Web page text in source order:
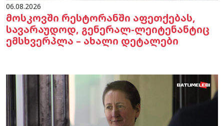
06.08.2026
მოსკოვში რესტორანში აფეთქებას,
სავარაუდოდ, გენერალ-ლეიტენანტიც
ემსხვერპლა – ახალი დეტალები